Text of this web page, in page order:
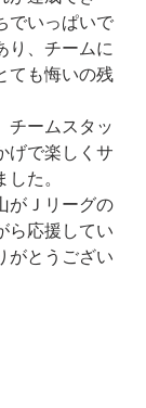
でいっぱいで
り、チームに
ても悔いの残
チームスタッ
げで楽しくサ
た。
がＪリーグの
ら応援してい
がとうござい